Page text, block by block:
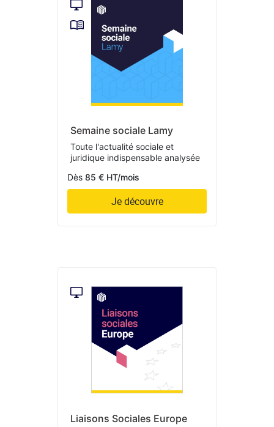
Semaine sociale Lamy
Toute l'actualité sociale et
juridique indispensable analysée
Dès 85 € HT/mois
Je découvre
Liaisons Sociales Europe